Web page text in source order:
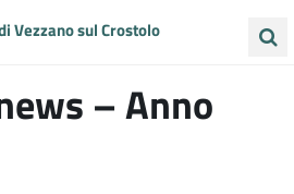
Vezzano sul Crostolo
VIVI VEZZANO
– Anno